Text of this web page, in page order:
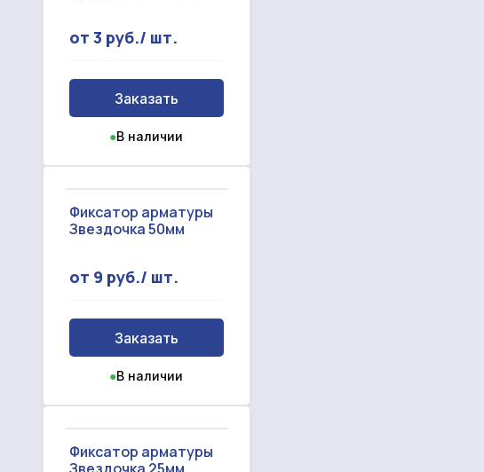
от 3 руб./ шт.
Заказать
●В наличии
Фиксатор арматуры
Звездочка 50мм
от 9 руб./ шт.
Заказать
●В наличии
Фиксатор арматуры